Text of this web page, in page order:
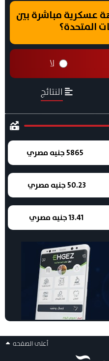
عسكرية مباشرة بين
المتحدة؟
لا
النتائج
5865 جنيه مصري
50.23 جنيه مصري
13.41 جنيه مصري
أعلى الصفحه